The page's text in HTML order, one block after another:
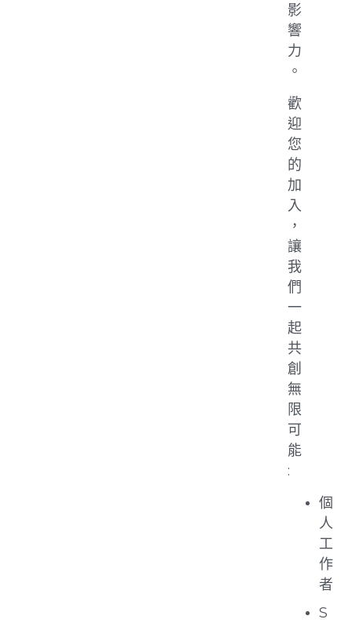
影
響
力
。
歡
迎
您
的
加
入
，
讓
我
們
一
起
共
創
無
限
可
能
:
個
人
工
作
者
S